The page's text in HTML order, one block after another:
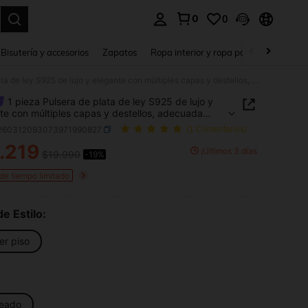
0 0
Bisutería y accesorios Zapatos Ropa interior y ropa para dormir
1 pieza Pulsera de plata de ley S925 de lujo y
con múltiples capas y destellos, adecuada
en fiestas, accesorio versátil de diseño único,
de vacaciones para mujeres
(1 Comentarios)
AND AVAILABILITY
-19% ¡Últimos 3 días
tiempo limitado
Estilo:
piso